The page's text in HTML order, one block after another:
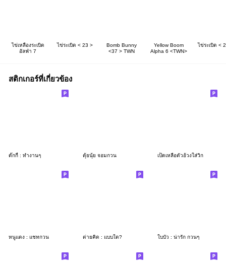
ไข่เหลืองระเบิด
อัลฟ่า 7
ไข่ระเบิด < 23 >
Bomb Bunny
<37 > TWN
Yellow Boom
Alpha 6 <TWN>
ไข่ระเบิด <
สติกเกอร์ที่เกี่ยวข้อง
ดั๊กกี้ : ทำงานๆ ตุ้ยนุ้ย จอมกวน เป็ดเหลือตัวอ้วงใส่วิก
หนูแดง : แชทกวน ต่ายคิด : แบบใด? ใบบัว : น่ารัก กวนๆ